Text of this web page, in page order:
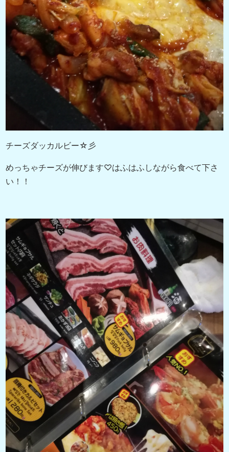
チーズダッカルビー☆彡
めっちゃチーズが伸びます♡はふはふしながら食べて下さ
い！！